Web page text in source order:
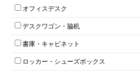
肘付きチェア
肘無しチェア
役員チェア
オフィスチェアその他
オフィスデスク
片袖机
フリーアドレスデスク（ベンチデスク）
昇降デスク
両袖机
デスクワゴン・脇机
インワゴン2段
インワゴン3段
脇机
書庫・キャビネット
ハイキャビネット
ローキャビネット
ロッカー・シューズボックス